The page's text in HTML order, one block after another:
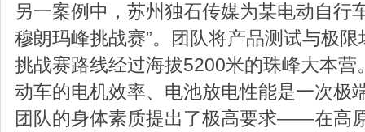
另一案例中，苏州独石传媒为某电动自行
穆朗玛峰挑战赛”。团队将产品测试与极
挑战赛路线经过海拔5200米的珠峰大本营
动车的电机效率、电池放电性能是一次极
团队的身体素质提出了极高要求——在高